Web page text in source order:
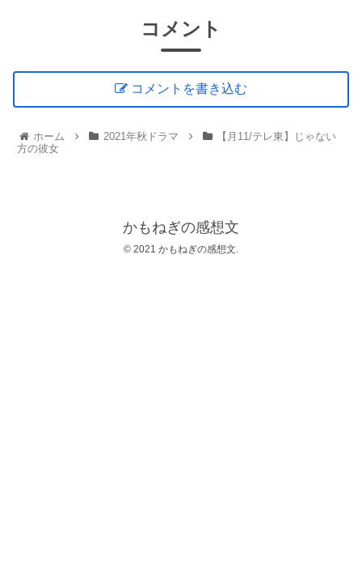
コメント
コメントを書き込む
ホーム 2021年秋ドラマ
【月11/テレ東】じゃない
方の彼女
かもねぎの感想文
© 2021 かもねぎの感想文.